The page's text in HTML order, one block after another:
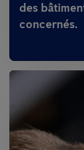
des
concernés.